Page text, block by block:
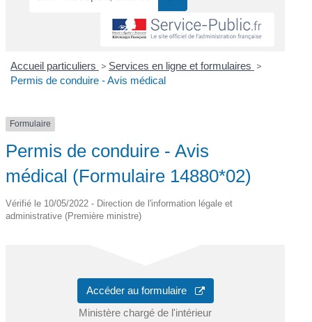
Accueil particuliers > Services en ligne et formulaires >
Permis de conduire - Avis médical
Formulaire
Permis de conduire - Avis
médical (Formulaire 14880*02)
Vérifié le 10/05/2022 - Direction de l'information légale et
administrative (Première ministre)
Accéder au formulaire
Ministère chargé de l'intérieur